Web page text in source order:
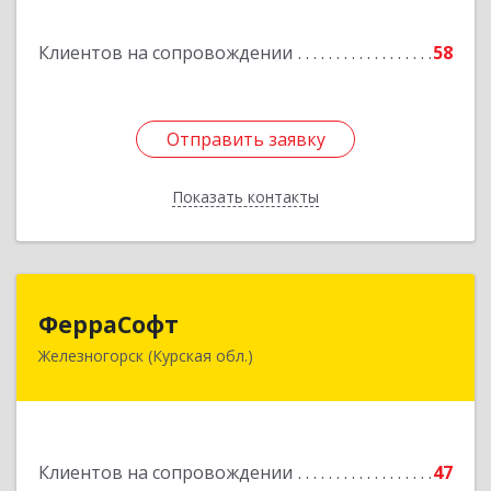
Клиентов на сопровождении 58
Отправить заявку
Показать контакты
Отправить заявку
Назад
ФерраСофт
Железногорск (Курская обл.)
Клиентов на сопровождении 47
307179, Курская обл, Железногорск г, Ленина ул,